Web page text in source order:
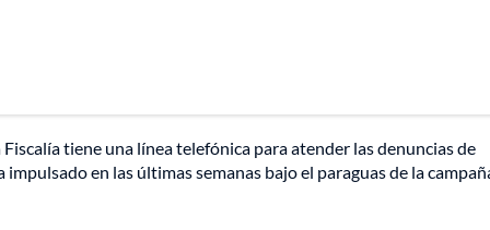
tiene una línea telefónica para atender las denuncias de
en las últimas semanas bajo el paraguas de la